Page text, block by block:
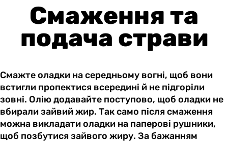
Смаження та
подача страви
Смажте оладки на середньому вогні, щоб вони
встигли пропектися всередині й не підгоріли
зовні. Олію додавайте поступово, щоб оладки не
вбирали зайвий жир. Так само після смаження
можна викладати оладки на паперові рушники,
щоб позбутися зайвого жиру. За бажанням